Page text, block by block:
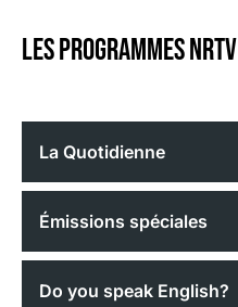
Les programmes nrtv
La Quotidienne
Émissions spéciales
Do you speak English?